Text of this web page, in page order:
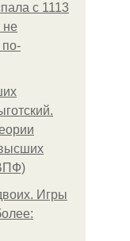
с 1113
не
по-
Игры